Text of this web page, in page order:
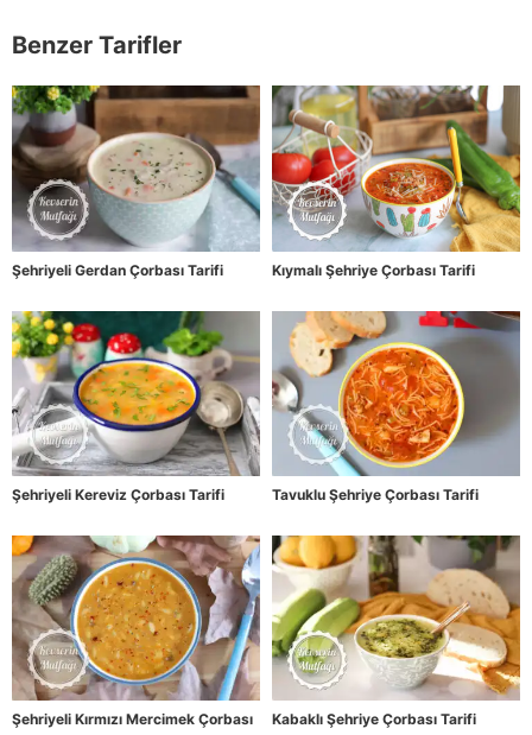
Benzer Tarifler
Şehriyeli Gerdan Çorbası Tarifi Kıymalı Şehriye Çorbası Tarifi
Şehriyeli Kereviz Çorbası Tarifi Tavuklu Şehriye Çorbası Tarifi
Şehriyeli Kırmızı Mercimek Çorbası
Kabaklı Şehriye Çorbası Tarifi